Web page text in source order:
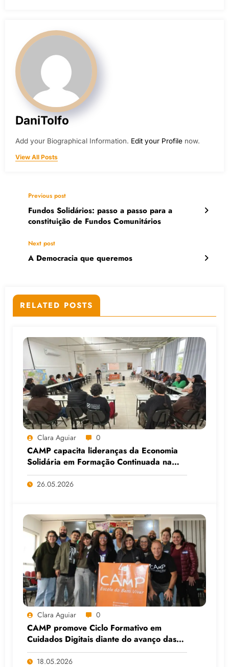
DaniTolfo
Add your Biographical Information. Edit your Profile now.
View All Posts
Previous post
Fundos Solidários: passo a passo para a
constituição de Fundos Comunitários
Next post
A Democracia que queremos
RELATED POSTS
Clara Aguiar 0
CAMP capacita lideranças da Economia
Solidária em Formação Continuada na
Faculdade do Assentamento do MST, em
Viamão (RS)
26.05.2026
Clara Aguiar 0
CAMP promove Ciclo Formativo em
Cuidados Digitais diante do avanço das
Big Techs e da IA
18.05.2026